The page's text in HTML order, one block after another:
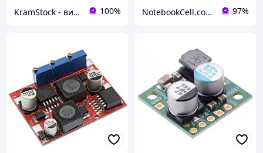
KramStock - вигідні покупки! 100% NotebookCell.com.ua 97%